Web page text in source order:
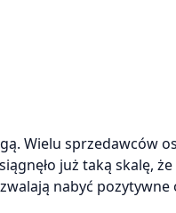
Wielu sprzedawców
już taką skalę,
nabyć